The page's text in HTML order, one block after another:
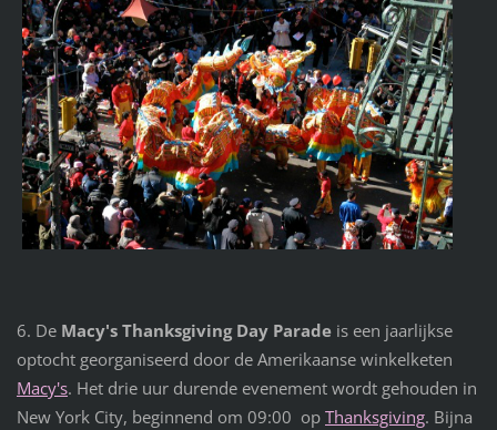
6. De Macy's Thanksgiving Day Paradeis een jaarlijkse
optocht georganiseerd door de Amerikaanse winkelketen
Macy's. Het drie uur durende evenement wordt gehouden in
New York City, beginnend om 09:00 op Thanksgiving. Bijna